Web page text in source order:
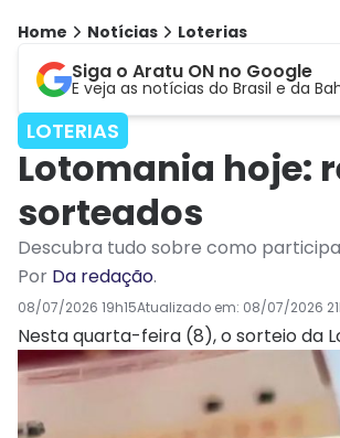
Home Notícias Loterias
Siga o Aratu ON no Google
E veja as notícias do Brasil e da
LOTERIAS
Lotomania hoje:
sorteados
Descubra tudo sobre como
Por Da redação.
08/07/2026 19h15Atualizado em: 08/07/2026
Nesta quarta-feira (8), o sorteio da